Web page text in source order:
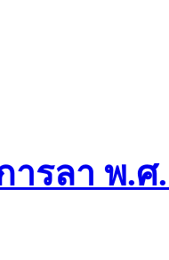
ารลา พ.ศ.